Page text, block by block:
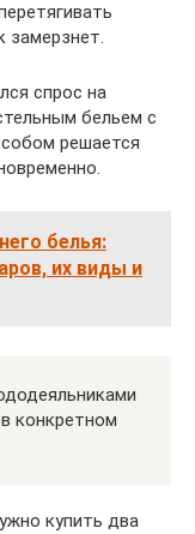
замерзнет.
спрос на
бельем с
решается
белья:
их виды и
конкретном
купить два